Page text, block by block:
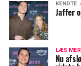
KENDTE
Jaffer
LÆS
Nu